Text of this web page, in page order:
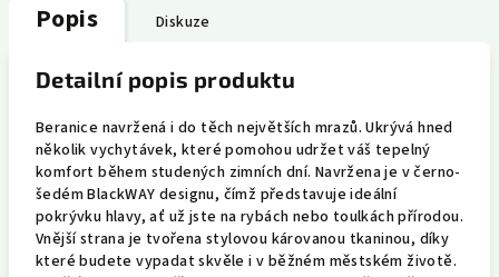
Popis Diskuze
Detailní popis produktu
Beranice navržená i do těch největších mrazů. Ukrývá hned
několik vychytávek, které pomohou udržet váš tepelný
komfort během studených zimních dní. Navržena je v černo-
šedém BlackWAY designu, čímž představuje ideální
pokrývku hlavy, ať už jste na rybách nebo toulkách přírodou.
Vnější strana je tvořena stylovou károvanou tkaninou, díky
které budete vypadat skvěle i v běžném městském životě.